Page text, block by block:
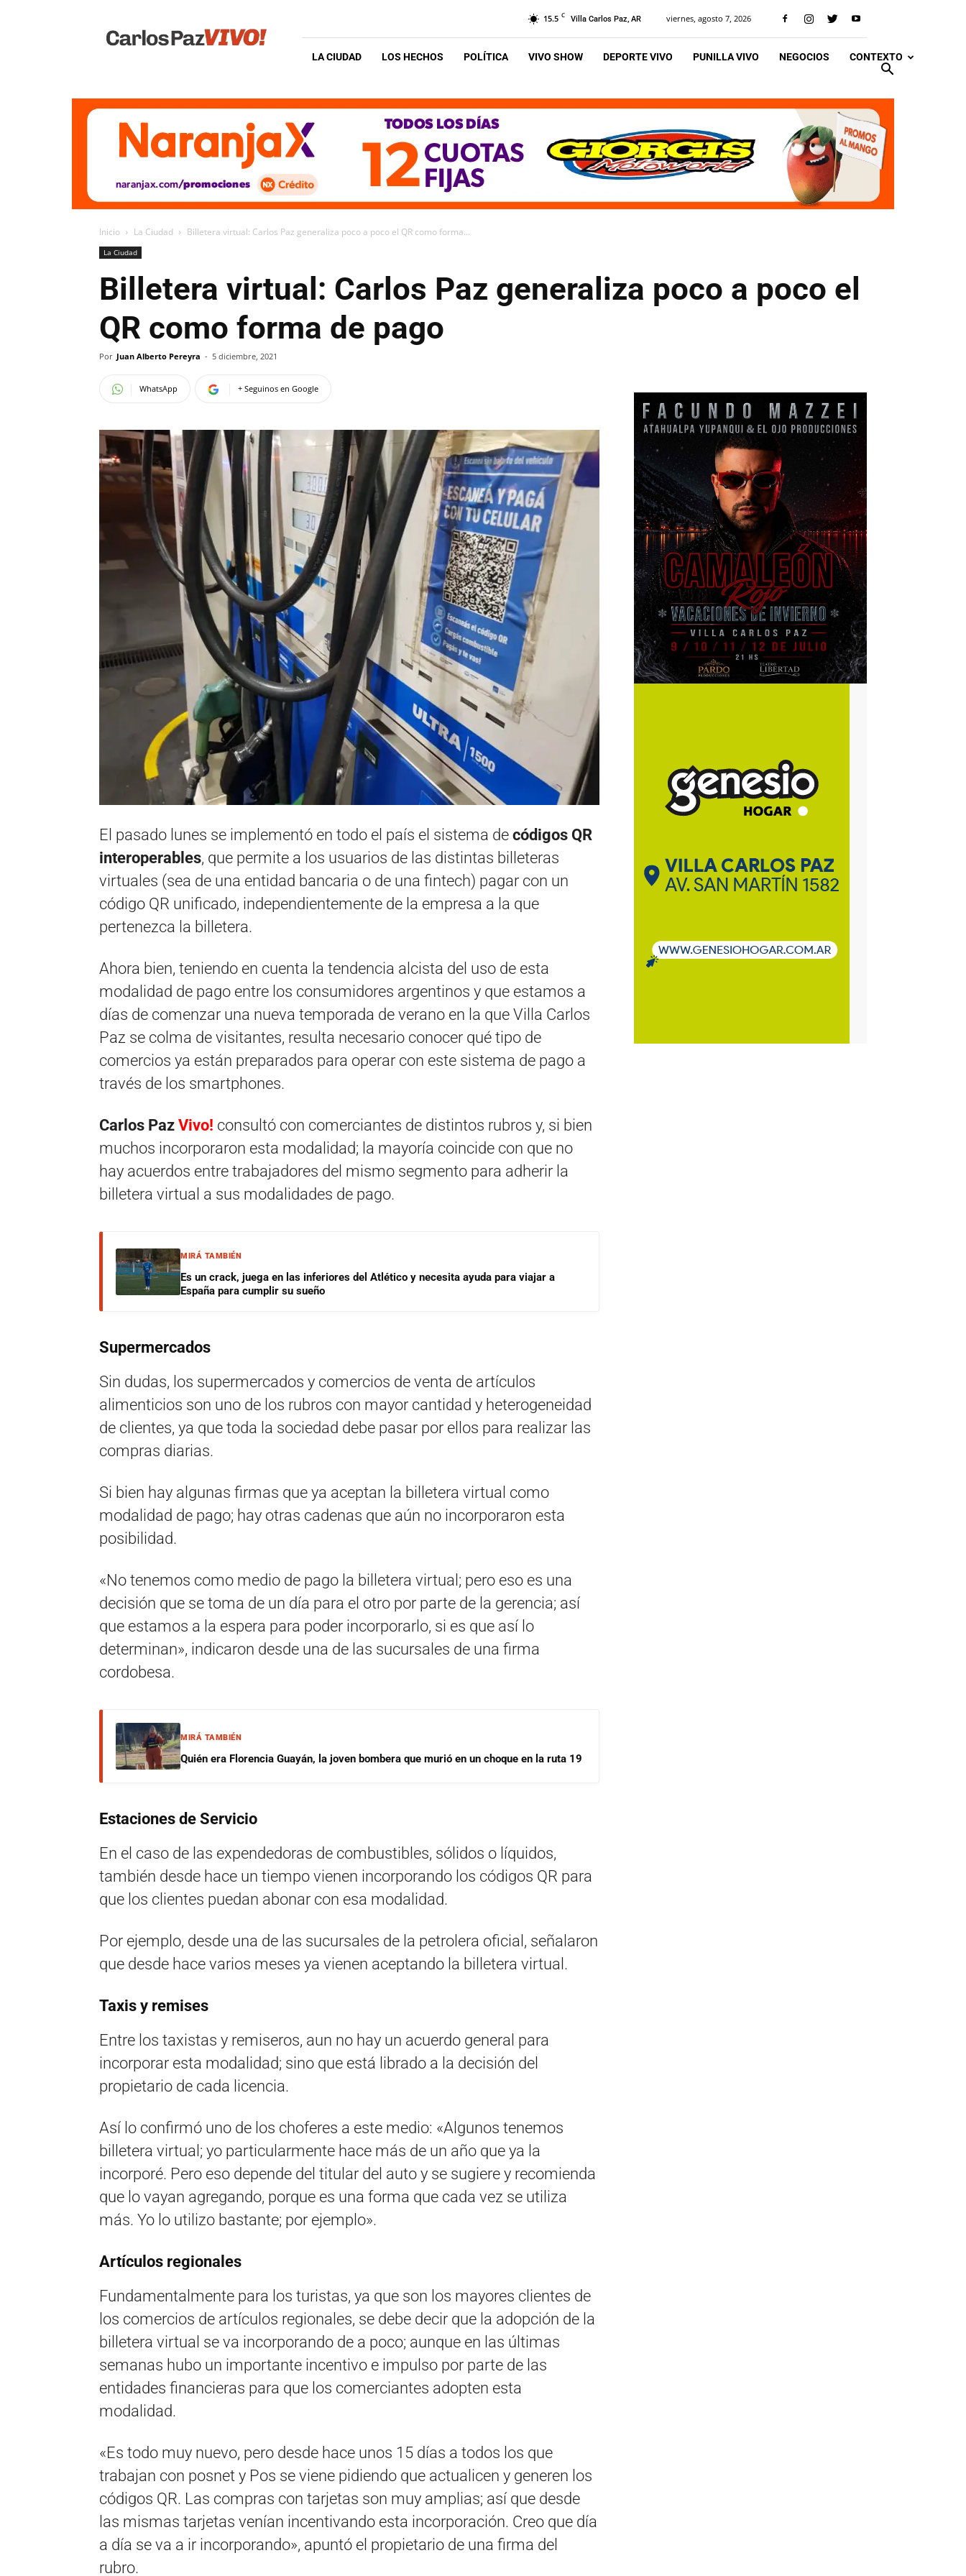
Vivo
15.5 C Villa Carlos Paz, AR viernes, agosto 7, 2026
LA CIUDAD LOS HECHOS POLÍTICA VIVO SHOW DEPORTE VIVO PUNILLA VIVO NEGOCIOS CONTEXTO
Inicio La Ciudad Billetera virtual: Carlos Paz generaliza poco a poco el QR como forma...
La Ciudad
Billetera virtual: Carlos Paz generaliza poco a poco el
QR como forma de pago
Por Juan Alberto Pereyra - 5 diciembre, 2021
WhatsApp + Seguinos en Google
El pasado lunes se implementó en todo el país el sistema de códigos QR
interoperables, que permite a los usuarios de las distintas billeteras
virtuales (sea de una entidad bancaria o de una fintech) pagar con un
código QR unificado, independientemente de la empresa a la que
pertenezca la billetera.
Ahora bien, teniendo en cuenta la tendencia alcista del uso de esta
modalidad de pago entre los consumidores argentinos y que estamos a
días de comenzar una nueva temporada de verano en la que Villa Carlos
Paz se colma de visitantes, resulta necesario conocer qué tipo de
comercios ya están preparados para operar con este sistema de pago a
través de los smartphones.
Carlos Paz Vivo! consultó con comerciantes de distintos rubros y, si bien
muchos incorporaron esta modalidad; la mayoría coincide con que no
hay acuerdos entre trabajadores del mismo segmento para adherir la
billetera virtual a sus modalidades de pago.
MIRÁ TAMBIÉN
Es un crack, juega en las inferiores del Atlético y necesita ayuda para viajar a
España para cumplir su sueño
Supermercados
Sin dudas, los supermercados y comercios de venta de artículos
alimenticios son uno de los rubros con mayor cantidad y heterogeneidad
de clientes, ya que toda la sociedad debe pasar por ellos para realizar las
compras diarias.
Si bien hay algunas firmas que ya aceptan la billetera virtual como
modalidad de pago; hay otras cadenas que aún no incorporaron esta
posibilidad.
«No tenemos como medio de pago la billetera virtual; pero eso es una
decisión que se toma de un día para el otro por parte de la gerencia; así
que estamos a la espera para poder incorporarlo, si es que así lo
determinan», indicaron desde una de las sucursales de una firma
cordobesa.
MIRÁ TAMBIÉN
Quién era Florencia Guayán, la joven bombera que murió en un choque en la ruta 19
Estaciones de Servicio
En el caso de las expendedoras de combustibles, sólidos o líquidos,
también desde hace un tiempo vienen incorporando los códigos QR para
que los clientes puedan abonar con esa modalidad.
Por ejemplo, desde una de las sucursales de la petrolera oficial, señalaron
que desde hace varios meses ya vienen aceptando la billetera virtual.
Taxis y remises
Entre los taxistas y remiseros, aun no hay un acuerdo general para
incorporar esta modalidad; sino que está librado a la decisión del
propietario de cada licencia.
Así lo confirmó uno de los choferes a este medio: «Algunos tenemos
billetera virtual; yo particularmente hace más de un año que ya la
incorporé. Pero eso depende del titular del auto y se sugiere y recomienda
que lo vayan agregando, porque es una forma que cada vez se utiliza
más. Yo lo utilizo bastante; por ejemplo».
Artículos regionales
Fundamentalmente para los turistas, ya que son los mayores clientes de
los comercios de artículos regionales, se debe decir que la adopción de la
billetera virtual se va incorporando de a poco; aunque en las últimas
semanas hubo un importante incentivo e impulso por parte de las
entidades financieras para que los comerciantes adopten esta
modalidad.
«Es todo muy nuevo, pero desde hace unos 15 días a todos los que
trabajan con posnet y Pos se viene pidiendo que actualicen y generen los
códigos QR. Las compras con tarjetas son muy amplias; así que desde
las mismas tarjetas venían incentivando esta incorporación. Creo que día
a día se va a ir incorporando», apuntó el propietario de una firma del
rubro.